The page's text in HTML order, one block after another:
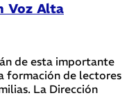
Voz Alta
de esta importante
formación de lectores
La Dirección